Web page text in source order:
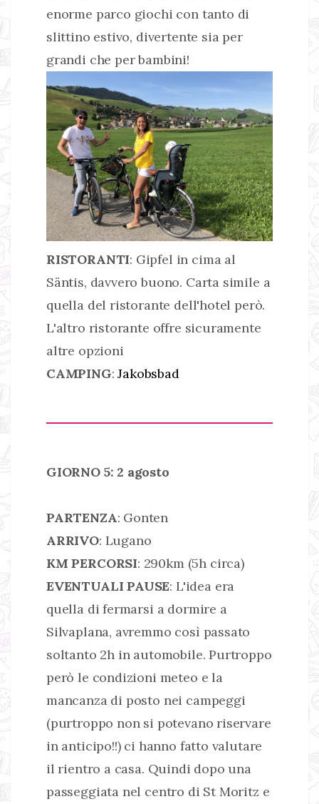
enorme parco giochi con tanto di
slittino estivo, divertente sia per
grandi che per bambini!
RISTORANTI: Gipfel in cima al
Säntis, davvero buono. Carta simile a
quella del ristorante dell'hotel però.
L'altro ristorante offre sicuramente
altre opzioni
CAMPING:Jakobsbad
GIORNO 5: 2 agosto
PARTENZA: Gonten
ARRIVO: Lugano
KM PERCORSI: 290km (5h circa)
EVENTUALI PAUSE: L'idea era
quella di fermarsi a dormire a
Silvaplana, avremmo così passato
soltanto 2h in automobile. Purtroppo
però le condizioni meteo e la
mancanza di posto nei campeggi
(purtroppo non si potevano riservare
in anticipo!!) ci hanno fatto valutare
il rientro a casa. Quindi dopo una
passeggiata nel centro di St Moritz e